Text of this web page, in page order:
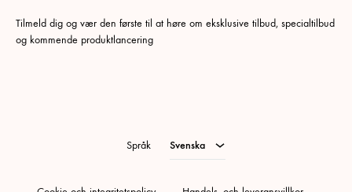
Tilmeld dig og vær den første til at høre om eksklusive tilbud, specialtilbud
og kommende produktlancering
Språk Svenska
Danska